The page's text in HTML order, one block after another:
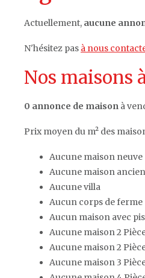
Actuellement, aucune
N'hésitez pas à nous
Nos maisons
0 annonce de maison à
Prix moyen du m² des
Aucune maison neuve
Aucune maison
Aucune villa
Aucun corps de ferme
Aucun maison avec
Aucune maison 2
Aucune maison 2
Aucune maison 3